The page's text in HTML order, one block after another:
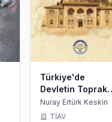
Türkiye'de
Devletin Toprak
Üzerinde
Örgütlenmesi
Nuray Ertürk Keskin
TİAV